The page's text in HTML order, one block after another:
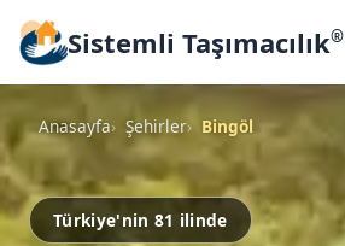
Sistemli Taşımacılık®
Anasayfa Şehirler Bingöl
Türkiye'nin 81 ilinde